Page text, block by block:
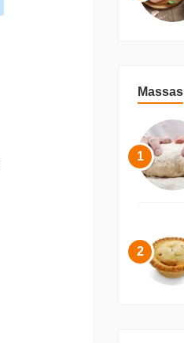
Massas
1
2